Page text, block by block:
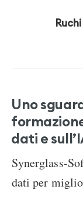
Uno
dati e
Synerglass-
dati per